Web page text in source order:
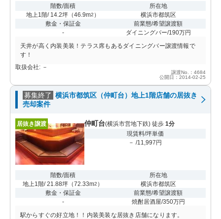
階数/面積
地上1階/ 14.2坪 （46.9m2 ）
所在地
横浜市都筑区
敷金・保証金
-
前業態/希望譲渡額
ダイニングバー/190万円
天井が高く内装美装！テラス席もあるダイニングバー譲渡情報で
す！
取扱会社: －
譲渡No.：4684
公開日：2014-02-25
募集終了 横浜市都筑区（仲町台）地上1階店舗の居抜き
売却案件
居抜き譲渡 仲町台(横浜市営地下鉄) 徒歩 1分
現賃料/坪単価
－ /11,997円
階数/面積
地上1階/ 21.88坪 （72.33m2 ）
所在地
横浜市都筑区
敷金・保証金
-
前業態/希望譲渡額
焼酎居酒屋/350万円
駅からすぐの好立地！！内装美装な居抜き店舗になります。